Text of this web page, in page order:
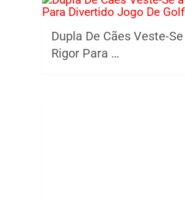
Dupla De Cães Veste-
Rigor Para …